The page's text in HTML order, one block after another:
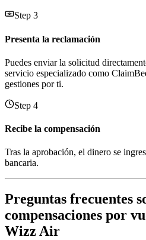
Step 3
Presenta la reclamación
Puedes enviar la solicitud
servicio especializado como
gestiones por ti.
Step 4
Recibe la compensación
Tras la aprobación, el dinero se
bancaria.
Preguntas frecuentes
compensaciones por
Wizz Air